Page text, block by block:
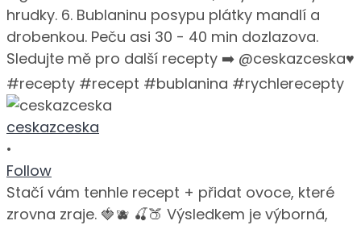
ceskazceska
•
Follow
Stačí vám tenhle recept + přidat ovoce, které
zrovna zraje. 🍓🫐 🍒🍑 Výsledkem je výborná,